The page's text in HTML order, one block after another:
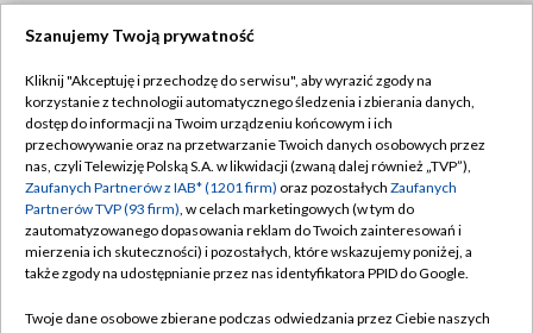
TVP
Abonament TVP
Emisja w TVP
Centrum informacji TVP
Naziemna Telewizja Cyfrowa
Regulamin TVP
Polityka prywatności
Moje zgody
Pomoc
Szanujemy Twoją prywatność
Kliknij "Akceptuję i przechodzę do serwisu", aby wyrazić zgody na
korzystanie z technologii automatycznego śledzenia i zbierania danych,
dostęp do informacji na Twoim urządzeniu końcowym i ich
przechowywanie oraz na przetwarzanie Twoich danych osobowych przez
nas, czyli Telewizję Polską S.A. w likwidacji (zwaną dalej również „TVP”),
Zaufanych Partnerów z IAB* (1201 firm) oraz pozostałych Zaufanych
Partnerów TVP (93 firm), w celach marketingowych (w tym do
zautomatyzowanego dopasowania reklam do Twoich zainteresowań i
mierzenia ich skuteczności) i pozostałych, które wskazujemy poniżej, a
także zgody na udostępnianie przez nas identyfikatora PPID do Google.
Twoje dane osobowe zbierane podczas odwiedzania przez Ciebie naszych